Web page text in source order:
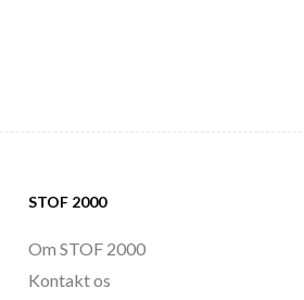
STOF 2000
Om STOF 2000
Kontakt os